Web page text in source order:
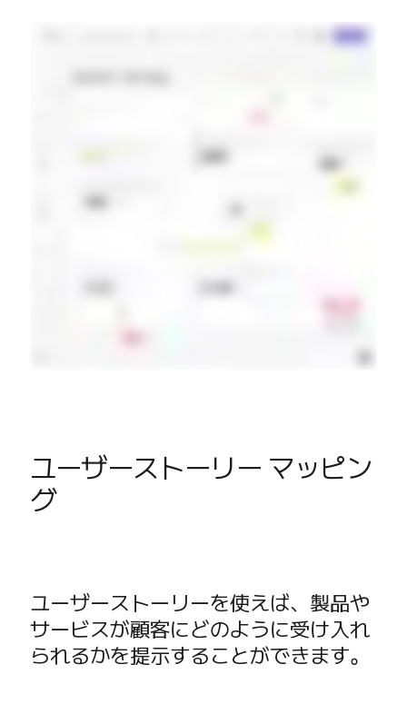
ユーザーストーリー マッピン
グ
ユーザーストーリーを使えば、製品や
サービスが顧客にどのように受け入れ
られるかを提示することができます。